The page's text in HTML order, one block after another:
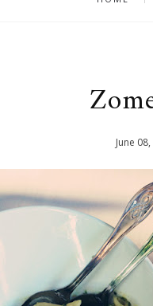
June 08,